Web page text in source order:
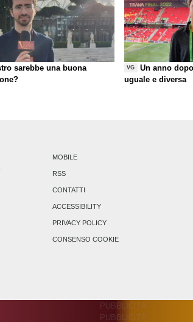
sarebbe una buona
VG
Un anno
uguale e diversa
MOBILE
RSS
CONTATTI
ACCESSIBILITY
PRIVACY POLICY
CONSENSO COOKIE